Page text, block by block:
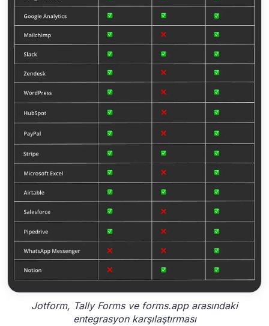
Jotform, Tally Forms ve forms.app arasındaki
entegrasyon karşılaştırması